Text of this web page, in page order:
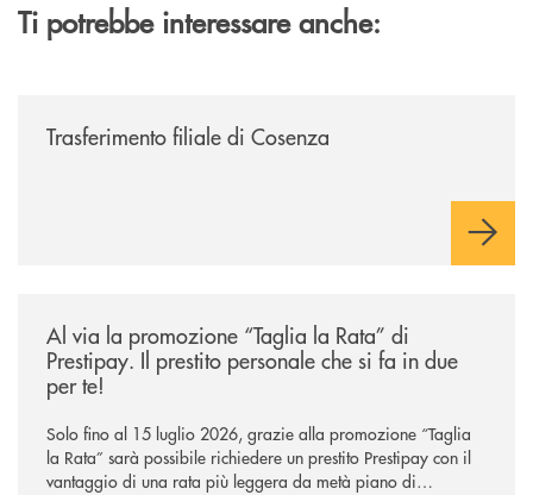
Ti potrebbe interessare anche:
Trasferimento filiale di Cosenza
Al via la promozione “Taglia la Rata” di
Prestipay. Il prestito personale che si fa in due
per te!
Solo fino al 15 luglio 2026, grazie alla promozione “Taglia
la Rata” sarà possibile richiedere un prestito Prestipay con il
vantaggio di una rata più leggera da metà piano di